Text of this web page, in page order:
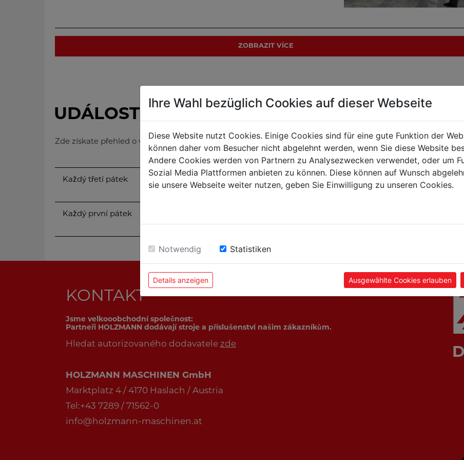
ZOBRAZIT VÍCE
UDÁLOSTI
Zde získate přehled o veškerých nadcházejících událostech. Klikněte na "Zobrazit" a dozvíte se více!
Každý třetí pátek
Werksverkauf)
Každý první pátek
Flohmarkt)
KONTAKT
Jsme velkooobchodní společnost:
Partneři HOLZMANN dodávají stroje a příslušenství našim zákazníkům.
Hledat autorizovaného dodavatele zde
HOLZMANN MASCHINEN GmbH
Marktplatz 4 / 4170 Haslach / Austria
Tel:+43 7289 / 71562-0
info@holzmann-maschinen.at
Ihre Wahl bezüglich Cookies auf dieser Webseite
Diese Website nutzt Cookies. Einige Cookies sind für eine gute Funktion der
können daher vom Besucher nicht abgelehnt werden, wenn Sie diese Website
Andere Cookies werden von Partnern zu Analysezwecken verwendet, oder um
Sozial Media Plattformen anbieten zu können. Diese können auf Wunsch
sie unsere Webseite weiter nutzen, geben Sie Einwilligung zu unseren Cookies.
Notwendig Statistiken
Details anzeigen Ausgewählte Cookies erlauben